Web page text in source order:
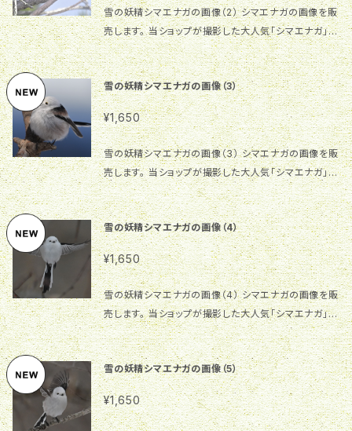
されています 材料に限りがございます 背面
右下にシリアルナンバーが付いています 【ご
購入の前にご確認お願いします】 1.画像の商品とお届
けする商品は同じものではありません。色合いや木目
模様等が違いますことをご理解ください。 2.一つ一つ
手作業で製作しています。形やサイズが異なることがあ
りますことをご理解ください。 3.一枚板を使用している
ため、反りや割れが入る場合があります。木が生きてい
ると感じお付き合いいただけると幸いです。 4.画像に
あります台座以外は付属しません！ 【ご使用上の注意】
1.本商品の表面は自然塗料（オスモカラー）で仕上げて
います。木本来の風合いをお楽しみいただく塗装です
が、水滴が付くとシミになりやすく、キズも付きやすいの
でご注意ください。 2.お手入れの時は水で軽く洗い、乾
いた布で素早く拭いて乾かしてください。水の中に長く
浸けると木が劣化する原因になります。 3.食器乾燥機
の使用はおやめください。変形しますので、自然乾燥で
お願いします。
雪の妖精シマエナガの画像（2） シマエナガの画像を販
売します。 当ショップが撮影した大人気「シマエナガ」の
オリジナル画像です。 サイズ：2225×1480、465.1KB、
300dpi ご利用自由ですが、同一画像を複数人が利用
する場合があります。商用利用等の場合はご注意願い
ます。同一画像利用者間でのトラブルについては一切の
責任を負いませんので、予めご了承ください。
雪の妖精シマエナガの画像（3）
¥1,650
雪の妖精シマエナガの画像（3） シマエナガの画像を販
売します。 当ショップが撮影した大人気「シマエナガ」の
オリジナル画像です。 サイズ：2003×1333、284.4K
B、300dpi ご利用自由ですが、同一画像を複数人が
利用する場合があります。商用利用等の場合はご注意
願います。同一画像利用者間でのトラブルについては一
切の責任を負いませんので、予めご了承ください。
雪の妖精シマエナガの画像（4）
¥1,650
雪の妖精シマエナガの画像（4） シマエナガの画像を販
売します。 当ショップが撮影した大人気「シマエナガ」の
オリジナル画像です。 サイズ：3294×2196、1MB、30
0dpi ご利用自由ですが、同一画像を複数人が利用す
る場合があります。商用利用等の場合はご注意願いま
す。同一画像利用者間でのトラブルについては一切の
責任を負いませんので、予めご了承ください。
雪の妖精シマエナガの画像（5）
¥1,650